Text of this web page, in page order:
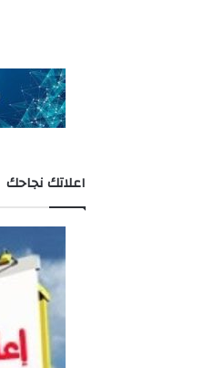
اعلاتك نجاحك